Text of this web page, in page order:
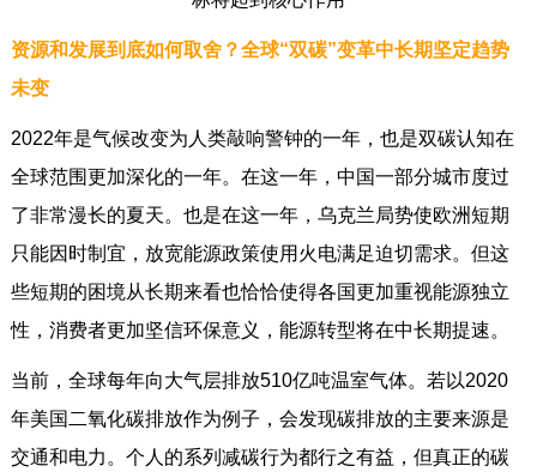
资源和发展到底如何取舍？全球“双碳”变革中长期坚定趋势
未变
2022年是气候改变为人类敲响警钟的一年，也是双碳认知在
全球范围更加深化的一年。在这一年，中国一部分城市度过
了非常漫长的夏天。也是在这一年，乌克兰局势使欧洲短期
只能因时制宜，放宽能源政策使用火电满足迫切需求。但这
些短期的困境从长期来看也恰恰使得各国更加重视能源独立
性，消费者更加坚信环保意义，能源转型将在中长期提速。
当前，全球每年向大气层排放510亿吨温室气体。若以2020
年美国二氧化碳排放作为例子，会发现碳排放的主要来源是
交通和电力。个人的系列减碳行为都行之有益，但真正的碳